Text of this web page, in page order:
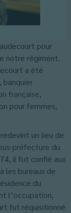
pour
notre régiment.
a été
banquier
française,
pour femmes,
un lieu de
préfecture du
il fut confié aux
les bureaux de
du
l’occupation,
fut réquisitionné